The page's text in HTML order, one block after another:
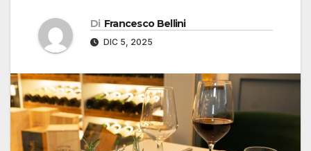
Di Francesco Bellini
DIC 5, 2025